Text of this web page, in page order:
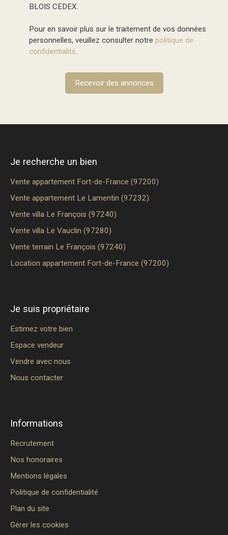
BLOIS CEDEX.
Pour en savoir plus sur le traitement de vos données
personnelles, veuillez consulter notre politique de
confidentialité.
Recevoir des annonces
Je recherche un bien
Vente appartement Fort-de-France (97200)
Vente appartement Le Lamentin (97232)
Vente villa Le François (97240)
Vente villa Le Vauclin (97280)
Vente terrain Le François (97240)
Location appartement Fort-de-France (97200)
Je suis propriétaire
Estimez votre bien
Espace vendeur
Vendre avec nous
Nous contacter
Informations
Recrutement
Nos honoraires
Mentions légales
Politique de confidentialité
Plan du site
Gérer les cookies